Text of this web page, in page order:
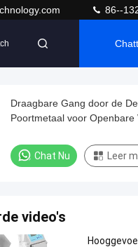
86--
Draagbare Gang door de
Poortmetaal voor Openbare
Chat Nu Leer
video's